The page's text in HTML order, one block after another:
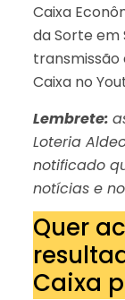
Caixa
da Sorte em
transmissão
Caixa no
Lembrete:
Loteria
notificado
notícias e
Quer
Caixa